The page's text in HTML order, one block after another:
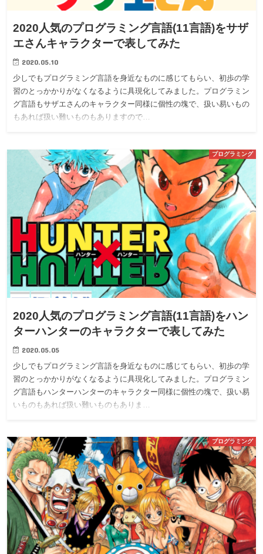
2020人気のプログラミング言語(11言語)をサザ
エさんキャラクターで表してみた
2020.05.10
少しでもプログラミング言語を身近なものに感じてもらい、初歩の学
習のとっかかりがなくなるように具現化してみました。プログラミン
グ言語もサザエさんのキャラクター同様に個性の塊で、扱い易いもの
もあれば扱い難いものもありますので…
プログラミング
2020人気のプログラミング言語(11言語)をハン
ターハンターのキャラクターで表してみた
2020.05.05
少しでもプログラミング言語を身近なものに感じてもらい、初歩の学
習のとっかかりがなくなるように具現化してみました。プログラミン
グ言語もハンターハンターのキャラクター同様に個性の塊で、扱い易
いものもあれば扱い難いものもありま…
プログラミング